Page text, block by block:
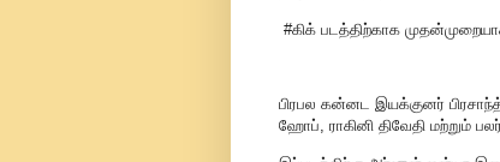
#கிக் படத்திற்காக
பிரபல கன்னட இயக்குனர்
ஹோப், ராகினி திவேதி மற்றும்